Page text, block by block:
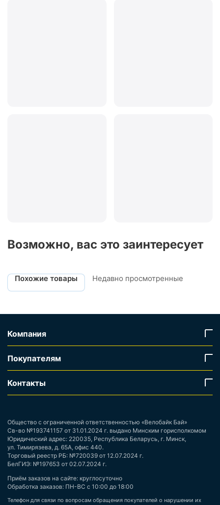
Возможно, вас это заинтересует
Похожие товары Недавно просмотренные
Компания
Покупателям
Контакты
Общество с ограниченной ответственностью «Велобайк Бай»
Св-во №193741157 от 31.01.2024 г. выдано Минским горисполкомом
Юридический адрес: 220035, Республика Беларусь, г. Минск,
ул. Тимирязева, д. 65А, офис 440.
Торговый реестр РБ: №720039 от 12.07.2024 г.
БелГИЭ: №197653 от 02.07.2024 г.
Приём заказов на сайте: круглосуточно
Обработка заказов: ПН-ВС с 10:00 до 18:00
Телефон для связи по вопросам обращения покупателей о нарушении их